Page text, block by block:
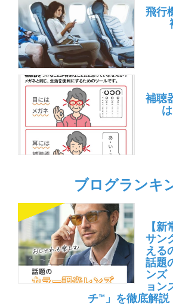
飛行
補聴
ブログランキ
【
サン
える
話題
ンズ
ョン
チ™」を徹底解説